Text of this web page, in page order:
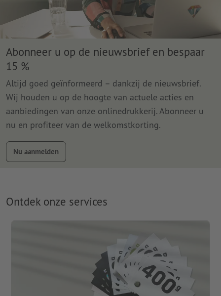
Abonneer u op de nieuwsbrief en bespaar
15 %
Altijd goed geïnformeerd – dankzij de nieuwsbrief.
Wij houden u op de hoogte van actuele acties en
aanbiedingen van onze onlinedrukkerij. Abonneer u
nu en profiteer van de welkomstkorting.
Nu aanmelden
Ontdek onze services